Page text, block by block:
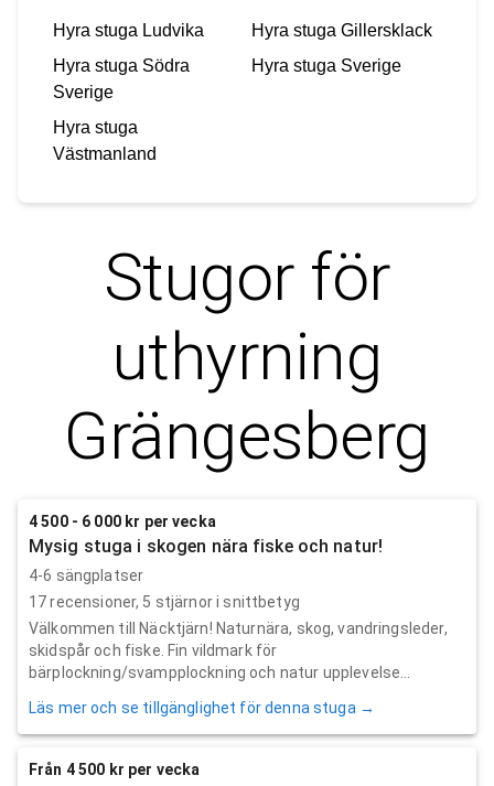
Hyra stuga Ludvika Hyra stuga Gillersklack
Hyra stuga Södra
Sverige
Hyra stuga Sverige
Hyra stuga
Västmanland
Stugor för
uthyrning
Grängesberg
4 500 - 6 000 kr per vecka
Mysig stuga i skogen nära fiske och natur!
4-6 sängplatser
17recensioner, 5 stjärnor i snittbetyg
Välkommen till Näcktjärn! Naturnära, skog, vandringsleder,
skidspår och fiske. Fin vildmark för
bärplockning/svampplockning och natur upplevelse...
Läs mer och se tillgänglighet för denna stuga →
Från 4 500 kr per vecka